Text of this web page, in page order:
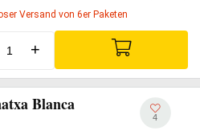
Versand von 6er Paketen
+
Blanca
4